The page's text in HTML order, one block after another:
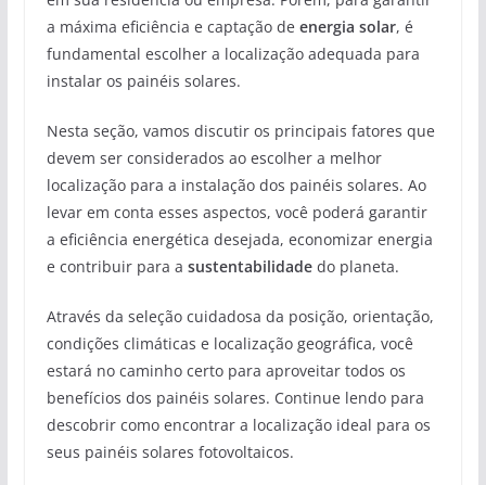
a máxima eficiência e captação de energia solar, é
fundamental escolher a localização adequada para
instalar os painéis solares.
Nesta seção, vamos discutir os principais fatores que
devem ser considerados ao escolher a melhor
localização para a instalação dos painéis solares. Ao
levar em conta esses aspectos, você poderá garantir
a eficiência energética desejada, economizar energia
e contribuir para a sustentabilidadedo planeta.
Através da seleção cuidadosa da posição, orientação,
condições climáticas e localização geográfica, você
estará no caminho certo para aproveitar todos os
benefícios dos painéis solares. Continue lendo para
descobrir como encontrar a localização ideal para os
seus painéis solares fotovoltaicos.